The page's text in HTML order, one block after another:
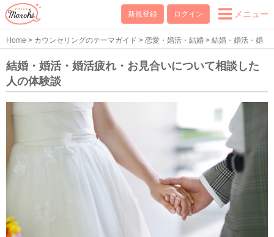
新規登録 ログイン メニュー
Home > カウンセリングのテーマガイド > 恋愛・婚活・結婚 > 結婚・婚活・婚
活疲れ・お見合い 結婚・婚活・婚活疲れ・お見合いの体験談
結婚・婚活・婚活疲れ・お見合いについて相談した
人の体験談